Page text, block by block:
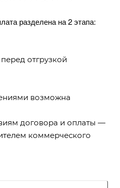
разделена на 2 этапа:
отгрузкой
возможна
договора и оплаты —
коммерческого